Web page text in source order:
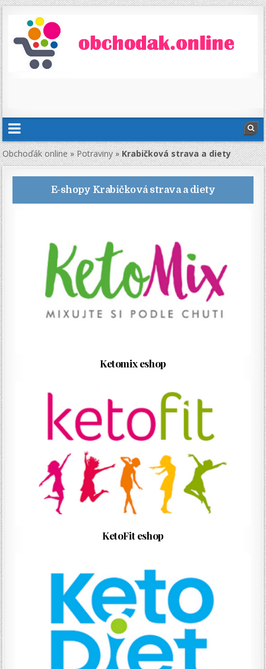
Obchoďák online»Potraviny»Krabičková strava a diety
E-shopy Krabičková strava a diety
Ketomix eshop
KetoFit eshop